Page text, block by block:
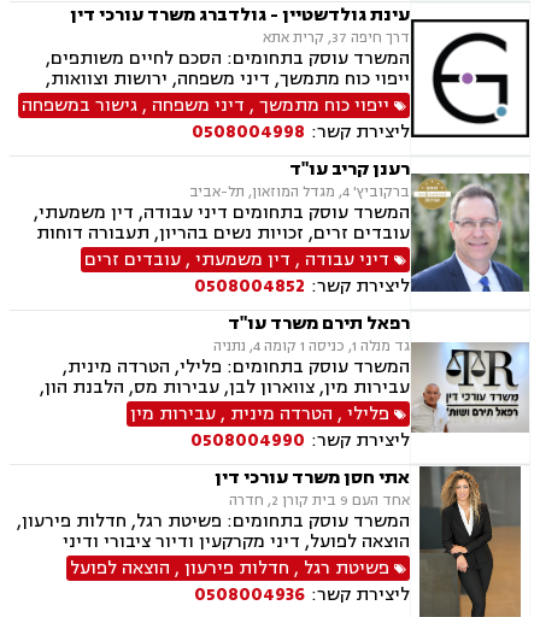
עינת גולדשטיין - גולדברג משרד עורכי דין
דרך חיפה 37, קרית אתא
המשרד עוסק בתחומים: הסכם לחיים משותפים,
ייפוי כוח מתמשך, דיני משפחה, ירושות וצוואות,
הסכמי ממון, ביטוח לאומי, תעבורה, פשיטת רגל,
חדלות פירעון, הוצאה לפועל
ייפוי כוח מתמשך, דיני משפחה ,גישור במשפחה
ליצירת קשר: 0508004998
רענן קריב עו"ד
ברקוביץ' 4, מגדל המוזאון, תל-אביב
המשרד עוסק בתחומים דיני עבודה, דין משמעתי,
עובדים זרים, זכויות נשים בהריון, תעבורה דוחות
תנועה, נהיגה בשכרות, המכון הרפואי לבטיחות
בדרכים, שלילת רשיון נהיגה, פסילת רשיון מנהלית
דיני עבודה , דין משמעתי,עובדים זרים
ליצירת קשר: 0508004852
רפאל תירם משרד עו"ד
גד מנלה 1, כניסה 1 קומה 4, נתניה
המשרד עוסק בתחומים: פלילי, הטרדה מינית,
עבירות מין, צווארון לבן, עבירות מס, הלבנת הון,
אלימות במשפחה, עבירות סמים, ועדת שיחרורים,
תעבורה, נהיגה בשכרות, שלילת רישיון נהיגה,
פסילת רישיון מנהלית, המכון הרפואי לבטיחות
בדרכים, פשיטת רגל, הוצאה לפועל, דיני משפלה,
הסכמי ממון, צוואות וירושות, יפוי כוח מתמשך
פלילי, הטרדה מינית ,עבירות מין
ליצירת קשר: 0508004990
אתי חסן משרד עורכי דין
אחד העם 9 בית קורן 2, חדרה
המשרד עוסק בתחומים: פשיטת רגל, חדלות פירעון,
הוצאה לפועל, דיני מקרקעין ודיור ציבורי ודיני
משפחה, ביטוח לאומי, תעבורה.
פשיטת רגל , חדלות פירעון, הוצאה לפועל
ליצירת קשר: 0508004936